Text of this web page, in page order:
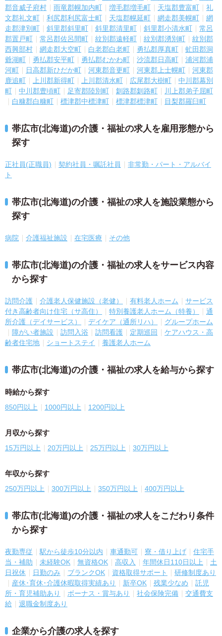
郡音威子府村
雨竜郡幌加内町 増毛郡増毛町 天塩郡豊富町
礼
文郡礼文町
利尻郡利尻富士町 天塩郡幌延町 網走郡美幌町
網
走郡津別町
斜里郡斜里町 斜里郡清里町 斜里郡小清水町
常呂
郡置戸町
常呂郡佐呂間町 紋別郡遠軽町 紋別郡湧別町
紋別郡
西興部村
網走郡大空町 白老郡白老町 勇払郡厚真町
虻田郡洞
爺湖町
勇払郡安平町 勇払郡むかわ町 沙流郡日高町
浦河郡浦
河町
日高郡新ひだか町 河東郡音更町 河東郡上士幌町
河東郡
鹿追町
上川郡新得町 上川郡清水町 広尾郡大樹町
中川郡幕別
町
中川郡豊頃町 足寄郡陸別町 釧路郡釧路町
川上郡弟子屈町
白糠郡白糠町
標津郡中標津町 標津郡標津町 目梨郡羅臼町
帯広市(北海道)の介護・福祉の求人を雇用形態から
探す
正社員(正職員) 契約社員・嘱託社員
非常勤・パート・アルバイ
ト
帯広市(北海道)の介護・福祉の求人を施設業態から
探す
病院 介護福祉施設 在宅医療 その他
帯広市(北海道)の介護・福祉の求人をサービス内容
から探す
訪問介護 介護老人保健施設（老健） 有料老人ホーム
サービス
付き高齢者向け住宅（サ高住）
特別養護老人ホーム（特養）
通
所介護（デイサービス）
デイケア（通所リハ）
グループホーム
障がい者施設
訪問入浴 訪問看護 定期巡回
ケアハウス・高
齢者住宅地
ショートステイ 養護老人ホーム
帯広市(北海道)の介護・福祉の求人を給与から探す
時給から探す
850円以上 1000円以上 1200円以上
月収から探す
15万円以上 20万円以上 25万円以上 30万円以上
年収から探す
250万円以上 300万円以上 350万円以上 400万円以上
帯広市(北海道)の介護・福祉の求人をこだわり条件
から探す
夜勤専従 駅から徒歩10分以内 車通勤可 寮・借り上げ
住宅手
当・補助
未経験OK 無資格OK 高収入 年間休日110日以上
土
日祝休
日勤のみ ブランクOK 資格取得サポート
研修制度あり
産休･育休･介護休暇取得実績あり
新卒OK 残業少なめ
託児
所・育児補助あり
ボーナス・賞与あり 社会保険完備
交通費支
給
退職金制度あり
企業から介護の求人を探す